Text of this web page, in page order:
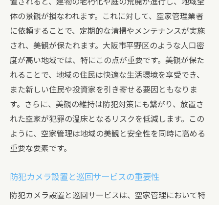
体の景観が損なわれます。これに対して、空家管理業者
に依頼することで、定期的な清掃やメンテナンスが実施
され、美観が保たれます。大阪市平野区のような人口密
度が高い地域では、特にこの点が重要です。美観が保た
れることで、地域の住民は快適な生活環境を享受でき、
また新しい住民や投資家を引き寄せる要因ともなりま
す。さらに、美観の維持は防犯対策にも繋がり、放置さ
れた空家が犯罪の温床となるリスクを低減します。この
ように、空家管理は地域の美観と安全性を同時に高める
重要な要素です。
防犯カメラ設置と巡回サービスの重要性
防犯カメラ設置と巡回サービスは、空家管理において特